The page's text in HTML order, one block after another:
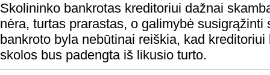
Skolininko bankrotas kreditoriui dažnai
nėra, turtas prarastas, o galimybė susigrąžinti
bankroto byla nebūtinai reiškia, kad
skolos bus padengta iš likusio turto.